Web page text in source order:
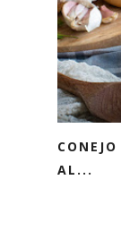
AL...